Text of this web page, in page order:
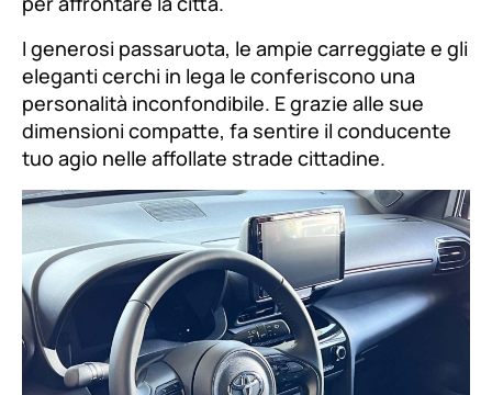
I generosi passaruota, le ampie carreggiate e gli
eleganti cerchi in lega le conferiscono una
personalità inconfondibile. E grazie alle sue
dimensioni compatte, fa sentire il conducente
tuo agio nelle affollate strade cittadine.